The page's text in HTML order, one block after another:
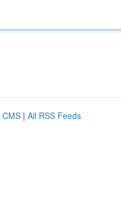
CMS | All RSS Feeds